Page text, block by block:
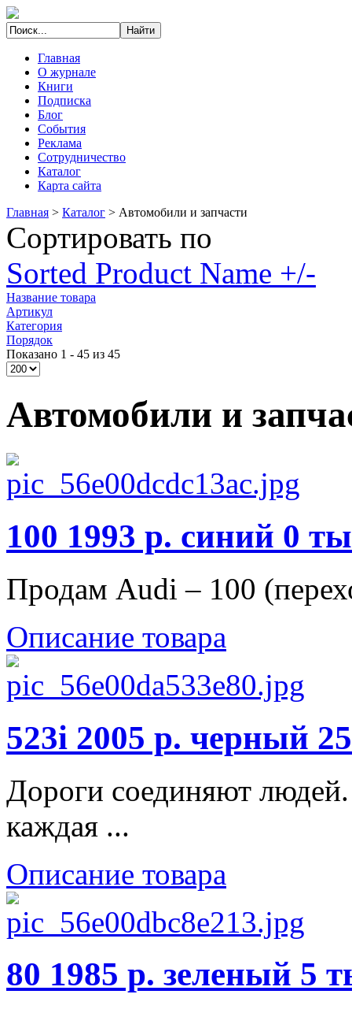
Главная
О журнале
Книги
Подписка
Блог
События
Реклама
Сотрудничество
Каталог
Карта сайта
Главная > Каталог > Автомобили и запчасти
Сортировать по
Sorted Product Name +/-
Название товара
Артикул
Категория
Порядок
Показано 1 - 45 из 45
Автомобили и
100 1993 р. синий 0
Продам Audi – 100
Описание товара
523i 2005 р. черный
Дороги соединяют
каждая ...
Описание товара
80 1985 р. зеленый 5